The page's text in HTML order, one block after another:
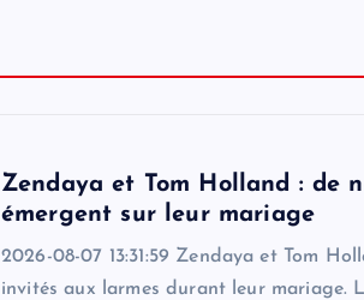
Zendaya et Tom Holland : de
émergent sur leur mariage
2026-08-07 13:31:59 Zendaya et Tom
invités aux larmes durant leur mariage.